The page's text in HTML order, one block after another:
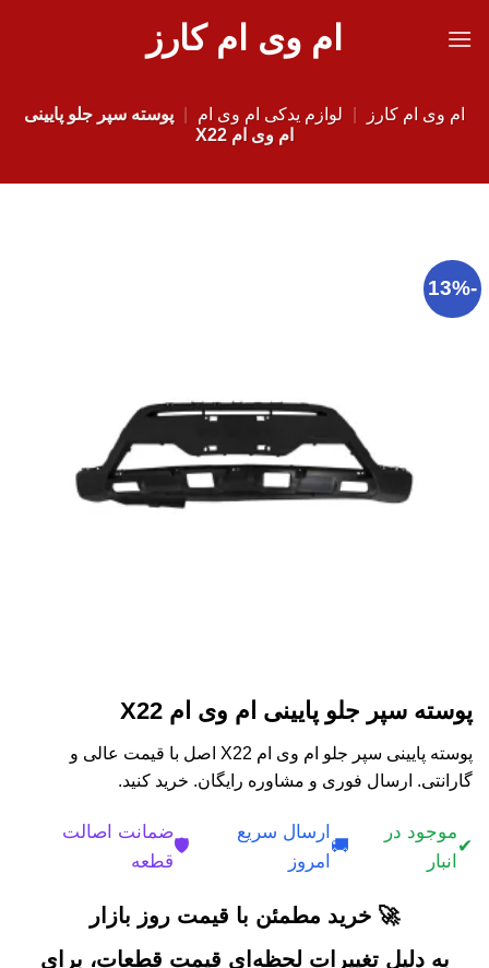
ام وی ام کارز
ام وی ام کارز لوازم یدکی ام وی ام
پوسته سپر جلو پایینی
ام وی ام X22
-13%
پوسته سپر جلو پایینی ام وی ام X22
پوسته پایینی سپر جلو ام وی ام X22 اصل با قیمت عالی و
گارانتی. ارسال فوری و مشاوره رایگان. خرید کنید.
✔
موجود در
انبار
🚚
ارسال سریع
امروز
🛡️
ضمانت اصالت
قطعه
🚀 خرید مطمئن با قیمت روز بازار
به دلیل تغییرات لحظه‌ای قیمت قطعات، برای